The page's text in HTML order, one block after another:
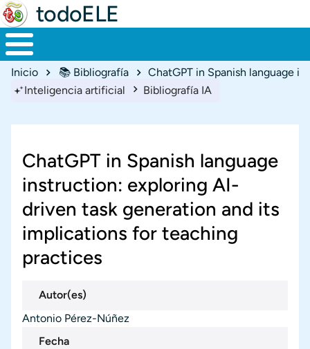
todoELE
Ruta de navegación
Inicio
📚 Bibliografía
Inteligencia artificial
Bibliografía IA
ChatGPT in Spanish language
instruction: exploring AI-
driven task generation and its
implications for teaching
practices
Autor(es)
Antonio Pérez-Núñez
Fecha